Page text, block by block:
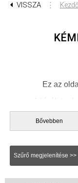
VISSZA ⋮
Ez az
Bővebben
Szűrő megjelenítése >>